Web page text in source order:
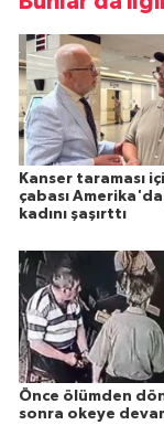
Kanser taraması
çabası
kadını şaşırttı
Önce ölümden
sonra okeye